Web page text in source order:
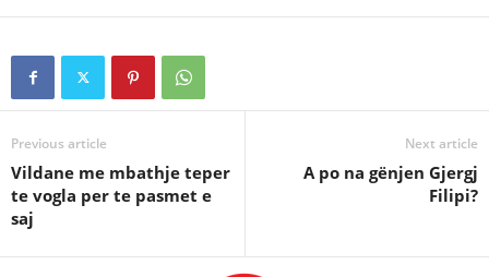
Previous article
Vildane me mbathje teper
te vogla per te pasmet e
saj
Next article
A po na gënjen Gjergj
Filipi?